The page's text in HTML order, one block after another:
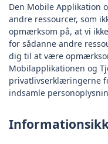
Den Mobile Applikation
andre ressourcer, som
opmærksom på, at vi
for sådanne andre
dig til at være
Mobilapplikationen og
privatlivserklæringerne
indsamle